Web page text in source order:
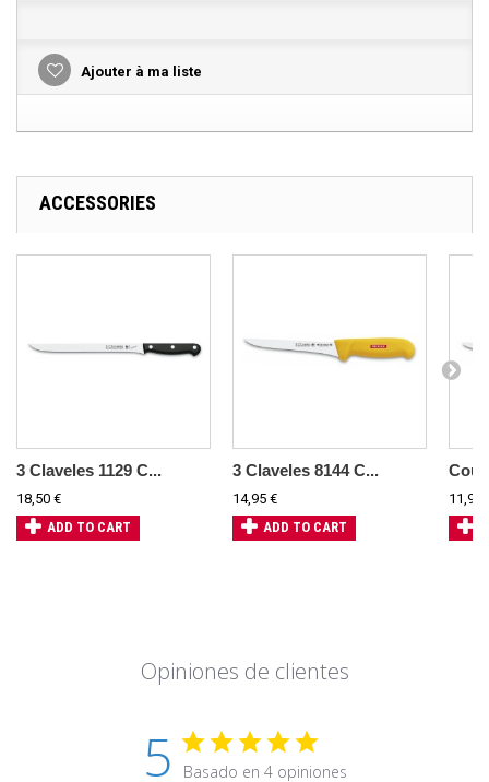
Ajouter à ma liste
ACCESSORIES
3 Claveles 1129 C...
18,50 €
ADD TO CART
3 Claveles 8144 C...
14,95 €
ADD TO CART
11,95
Opiniones de clientes
5 Basado en 4 opiniones